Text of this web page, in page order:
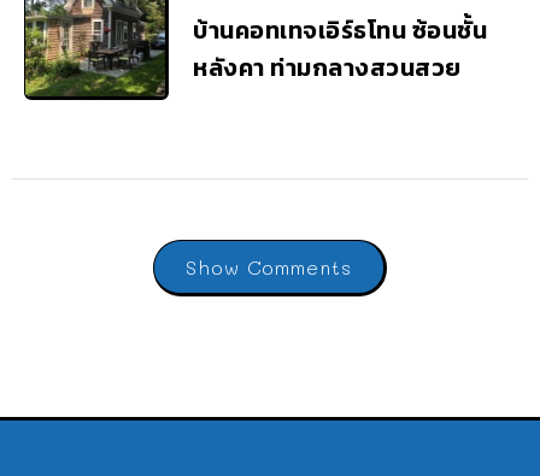
บ้านคอทเทจเอิร์ธโทน ซ้อนชั้น
หลังคา ท่ามกลางสวนสวย
Show Comments